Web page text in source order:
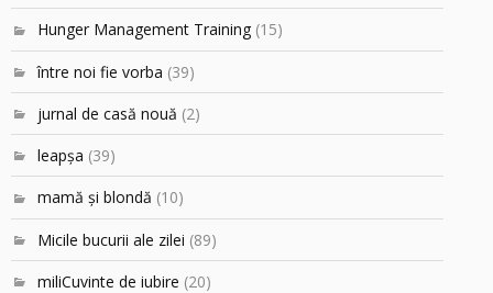
Hunger Management Training (15)
între noi fie vorba (39)
jurnal de casă nouă (2)
leapşa (39)
mamă şi blondă (10)
Micile bucurii ale zilei (89)
miliCuvinte de iubire (20)